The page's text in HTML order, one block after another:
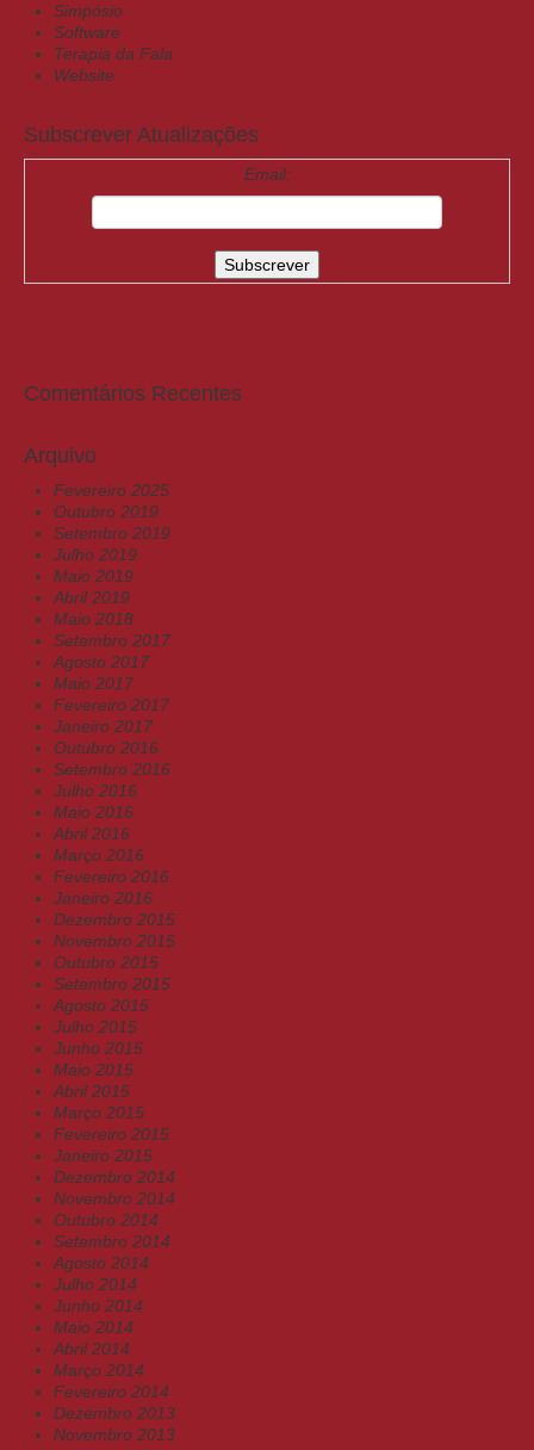
Simpósio
Software
Terapia da Fala
Website
Subscrever Atualizações
Email:
Comentários Recentes
Arquivo
Fevereiro 2025
Outubro 2019
Setembro 2019
Julho 2019
Maio 2019
Abril 2019
Maio 2018
Setembro 2017
Agosto 2017
Maio 2017
Fevereiro 2017
Janeiro 2017
Outubro 2016
Setembro 2016
Julho 2016
Maio 2016
Abril 2016
Março 2016
Fevereiro 2016
Janeiro 2016
Dezembro 2015
Novembro 2015
Outubro 2015
Setembro 2015
Agosto 2015
Julho 2015
Junho 2015
Maio 2015
Abril 2015
Março 2015
Fevereiro 2015
Janeiro 2015
Dezembro 2014
Novembro 2014
Outubro 2014
Setembro 2014
Agosto 2014
Julho 2014
Junho 2014
Maio 2014
Abril 2014
Março 2014
Fevereiro 2014
Dezembro 2013
Novembro 2013